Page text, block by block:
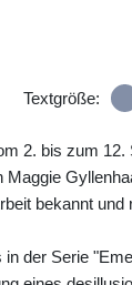
Textgröße:
2. bis zum
bekannt
der Serie